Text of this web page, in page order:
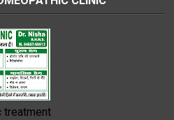
treatment